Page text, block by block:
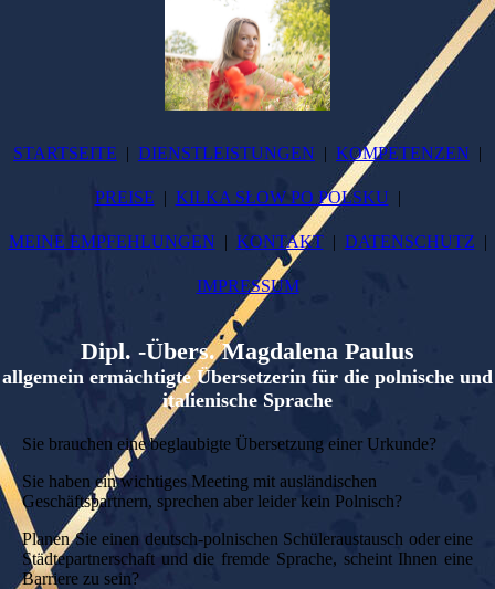
STARTSEITE DIENSTLEISTUNGEN KOMPETENZEN
PREISE KILKA SŁOW PO POLSKU
MEINE EMPFEHLUNGEN KONTAKT DATENSCHUTZ
IMPRESSUM
Dipl. -Übers. Magdalena Paulus
allgemein ermächtigte Übersetzerin für die polnische und
italienische Sprache
Sie brauchen eine beglaubigte Übersetzung einer Urkunde?
Sie haben ein wichtiges Meeting mit ausländischen
Geschäftspartnern, sprechen aber leider kein Polnisch?
Planen Sie einen deutsch-polnischen Schüleraustausch oder eine
Städtepartnerschaft und die fremde Sprache, scheint Ihnen eine
Barriere zu sein?